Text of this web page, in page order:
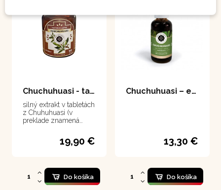
Chuchuhuasi - tablety 100 tabliet
silný extrakt v tabletách
z Chuhuhuasi (v
preklade znamená
v kontexte našej reči
znamená "Opravený
19,90 €
Do košíka
Chuchuhuasi – extrakt 50 ml
13,30 €
Do košíka